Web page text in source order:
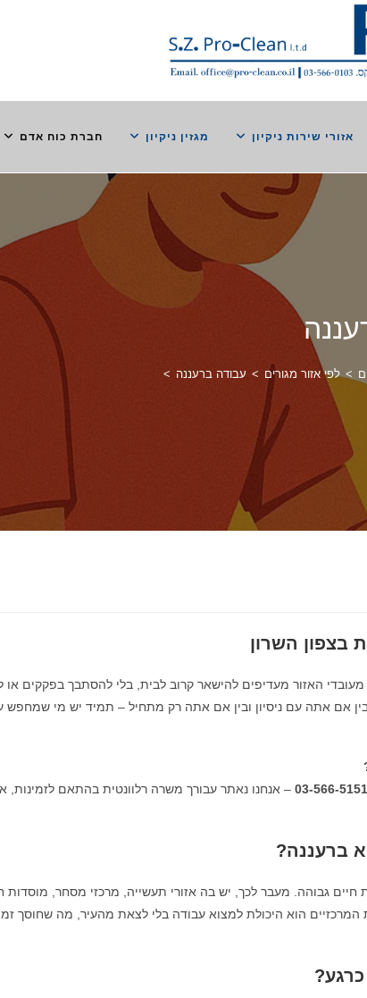
אזורי שירות ניקיון מגזין ניקיון חברת כוח אדם
> לפי אזור מגורים > עבודה ברעננה >
בצפון השרון
האזור מעדיפים להישאר קרוב לבית, בלי להסתבך בפקקים
אם אתה עם ניסיון ובין אם אתה רק מתחיל – תמיד יש מי שמחפש
03-566-5151 – אנחנו נאתר עבורך משרה רלוונטית בהתאם לזמינות,
ברעננה?
גבוהה. מעבר לכך, יש בה אזורי תעשייה, מרכזי מסחר, מוסדות
המרכזיים הוא היכולת למצוא עבודה בלי לצאת מהעיר, מה שחוסך